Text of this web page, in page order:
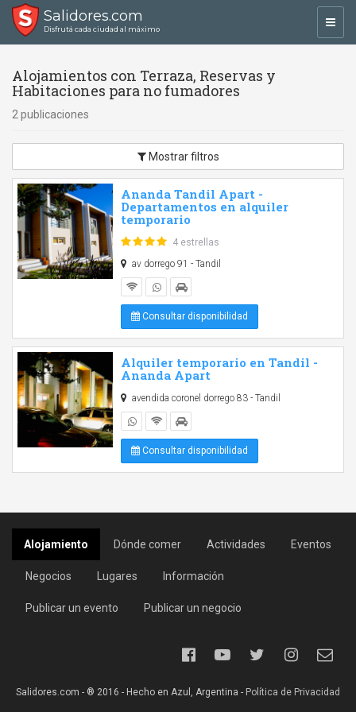
Salidores.com
Disfrutá cada ciudad al máximo
Alojamientos con Terraza, Reservas y
Habitaciones para no fumadores
2 publicaciones
Mostrar filtros
Ananda Tandil Apart -
Departamentos en alquiler
temporario
4 estrellas
av dorrego 91 - Tandil
Consultar disponibilidad
Alquiler temporario en Tandil -
Ananda Apart
avendida coronel dorrego 83 - Tandil
Consultar disponibilidad
Alojamiento Dónde comer Actividades Eventos
Negocios Lugares Información
Publicar un evento Publicar un negocio
Salidores.com - ® 2016 - Hecho en Azul, Argentina - Política de Privacidad